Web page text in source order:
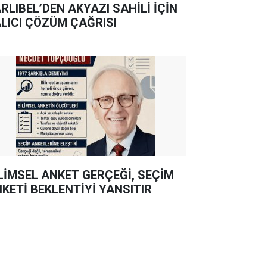
AKYAZI SAHİLİ İÇİN
ÇÖZÜM ÇAĞRISI
ANKET GERÇEĞİ, SEÇİM
BEKLENTİYİ YANSITIR